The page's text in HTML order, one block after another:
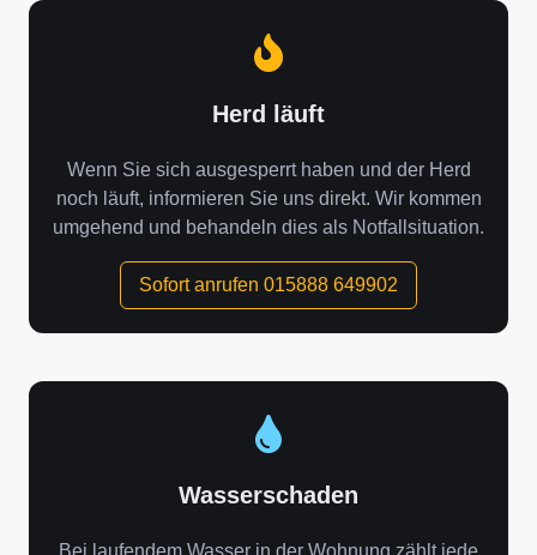
Herd läuft
Wenn Sie sich ausgesperrt haben und der Herd
noch läuft, informieren Sie uns direkt. Wir kommen
umgehend und behandeln dies als Notfallsituation.
Sofort anrufen 015888 649902
Wasserschaden
Bei laufendem Wasser in der Wohnung zählt jede